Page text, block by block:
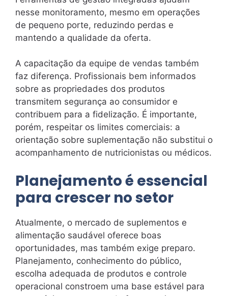
nesse monitoramento, mesmo em operações
de pequeno porte, reduzindo perdas e
mantendo a qualidade da oferta.
A capacitação da equipe de vendas também
faz diferença. Profissionais bem informados
sobre as propriedades dos produtos
transmitem segurança ao consumidor e
contribuem para a fidelização. É importante,
porém, respeitar os limites comerciais: a
orientação sobre suplementação não substitui o
acompanhamento de nutricionistas ou médicos.
Planejamento é essencial
para crescer no setor
Atualmente, o mercado de suplementos e
alimentação saudável oferece boas
oportunidades, mas também exige preparo.
Planejamento, conhecimento do público,
escolha adequada de produtos e controle
operacional constroem uma base estável para